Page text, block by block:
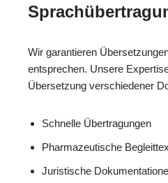
Wir garantieren
entsprechen. Unsere
Übersetzung verschiedener
Schnelle Übertragungen
Pharmazeutische
Juristische